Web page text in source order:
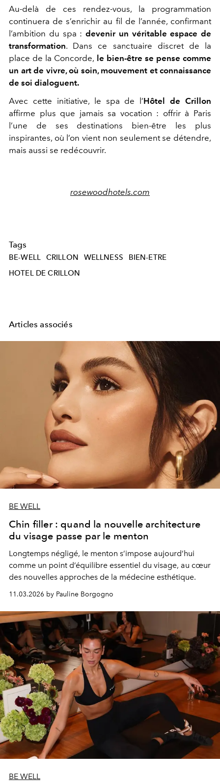
Au-delà de ces rendez-vous, la programmation
continuera de s’enrichir au fil de l’année, confirmant
l’ambition du spa : devenir un véritable espace de
transformation. Dans ce sanctuaire discret de la
place de la Concorde, le bien-être se pense comme
un art de vivre, où soin, mouvement et connaissance
de soi dialoguent.
Avec cette initiative, le spa de l’Hôtel de Crillon
affirme plus que jamais sa vocation : offrir à Paris
l’une de ses destinations bien-être les plus
inspirantes, où l’on vient non seulement se détendre,
mais aussi se redécouvrir.
rosewoodhotels.com
Tags
BE-WELL CRILLON WELLNESS
BIEN-ETRE
HOTEL DE CRILLON
Articles associés
BE WELL
Chin filler : quand la nouvelle architecture
du visage passe par le menton
Longtemps négligé, le menton s’impose aujourd’hui
comme un point d’équilibre essentiel du visage, au cœur
des nouvelles approches de la médecine esthétique.
11.03.2026 by Pauline Borgogno
BE WELL